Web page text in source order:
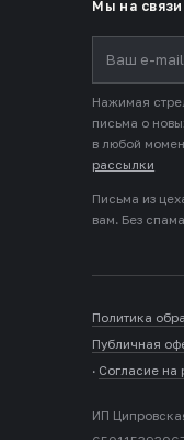
Мы на связи
Нажимая
письма о
в любой
рассылки
Письма из
вам. Без
Политика
Публичная
· Согласие на
ИП